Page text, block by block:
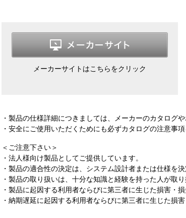
メーカーサイトはこちらをクリック
・製品の仕様詳細につきましては、メーカーのカタログ
・安全にご使用いただくためにも必ずカタログの注意事
＜ご注意下さい＞
・法人様向け製品としてご提供しています。
・製品の適合性の決定は、システム設計者または仕様を
・製品の取り扱いは、十分な知識と経験を持った人が取り
・製品に起因する利用者ならびに第三者に生じた損害・
・納期遅延に起因する利用者ならびに第三者に生じた損